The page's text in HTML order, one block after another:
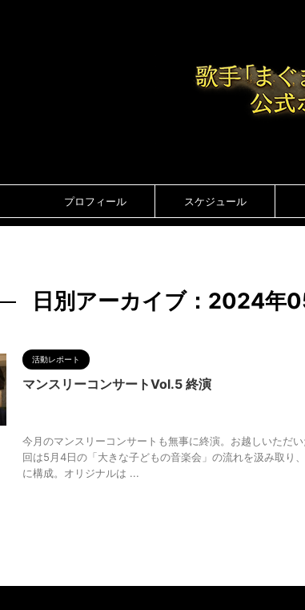
プロフィール スケジュール
日別アーカイブ：2024年
活動レポート
マンスリーコンサートVol.5 終演
今月のマンスリーコンサートも無事に終演。お越しいただ
回は5月4日の「大きな子どもの音楽会」の流れを汲み取り
に構成。オリジナルは ...